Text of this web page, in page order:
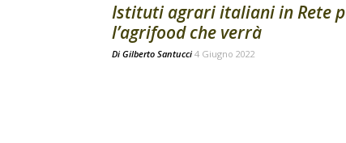
Istituti agrari italiani in Rete
l’agrifood che verrà
Di Gilberto Santucci 4 Giugno 2022